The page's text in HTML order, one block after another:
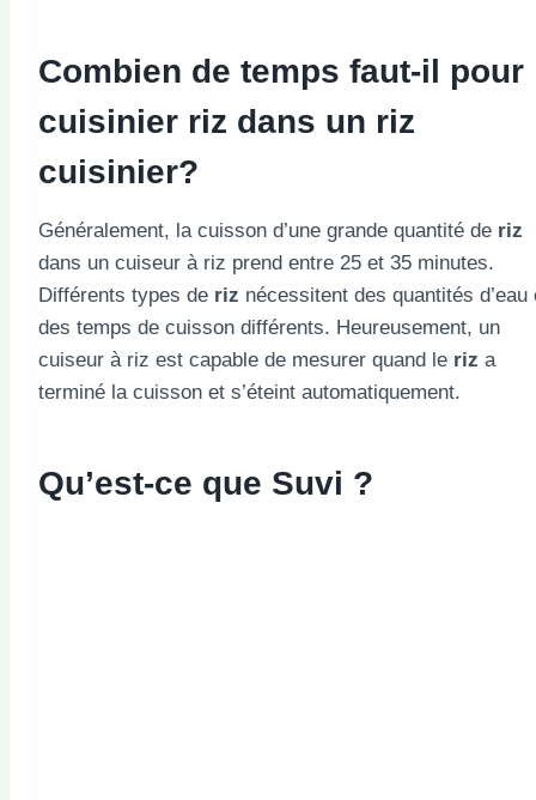
Combien de temps faut-il pour
cuisinier riz dans un riz
cuisinier?
Généralement, la cuisson d’une grande quantité de riz
dans un cuiseur à riz prend entre 25 et 35 minutes.
Différents types de riz nécessitent des quantités d’eau
des temps de cuisson différents. Heureusement, un
cuiseur à riz est capable de mesurer quand le riz a
terminé la cuisson et s’éteint automatiquement.
Qu’est-ce que Suvi ?